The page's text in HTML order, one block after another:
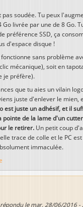
pas soudée. Tu peux
Go livrée par une de 8 Go.
préférence SSD, ça
d'espace disque !
sans problème
mécanique), soit en
je préfère).
que tu aies un vilain
juste d'enlever le mien,
est juste un adhésif, et il
pointe de la lame d'un
le retirer. Un petit coup
trace de colle et le PC
immaculée.
lemar, 28/06/2016 -